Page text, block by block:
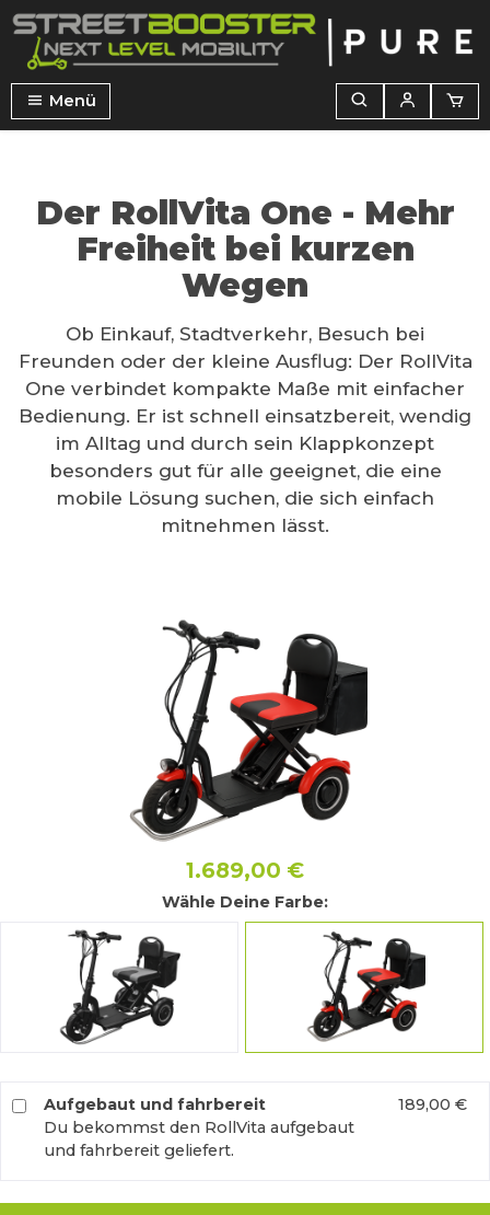
springen
Menü
Der RollVita One - Mehr
Freiheit bei kurzen
Wegen
Ob Einkauf, Stadtverkehr, Besuch bei
Freunden oder der kleine Ausflug: Der RollVita
One verbindet kompakte Maße mit einfacher
Bedienung. Er ist schnell einsatzbereit, wendig
im Alltag und durch sein Klappkonzept
besonders gut für alle geeignet, die eine
mobile Lösung suchen, die sich einfach
mitnehmen lässt.
Bildergalerie überspringen
1.689,00 €
Wähle Deine Farbe:
grau rot
Aufgebaut und fahrbereit
Du bekommst den RollVita aufgebaut
und fahrbereit geliefert.
189,00 €